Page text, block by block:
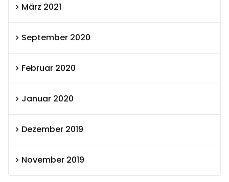
März 2021
September 2020
Februar 2020
Januar 2020
Dezember 2019
November 2019